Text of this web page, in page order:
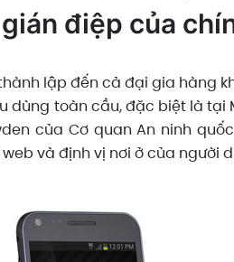
điệp của
lập đến cả đại gia hàng
dùng toàn cầu, đặc biệt là
của Cơ quan An ninh
và định vị nơi ở của người